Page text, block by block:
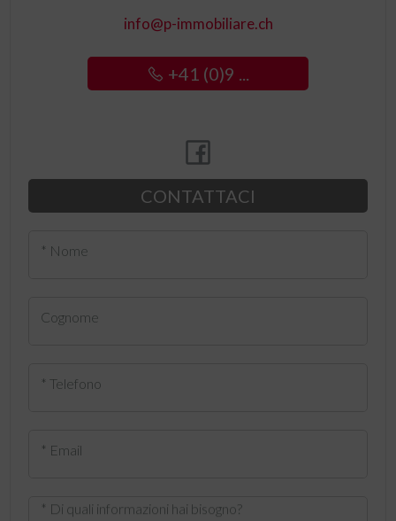
info@p-immobiliare.ch
+41 (0)9 ...
CONTATTACI
* Nome
Cognome
* Telefono
* Email
* Di quali informazioni hai bisogno?